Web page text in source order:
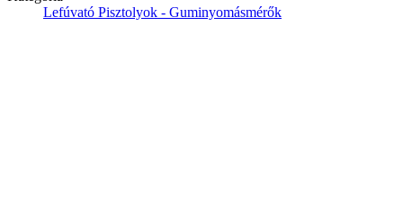
Lefúvató Pisztolyok - Guminyomásmérők